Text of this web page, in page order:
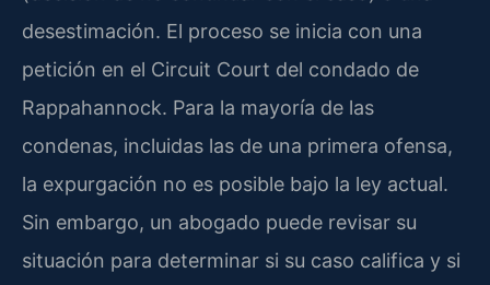
desestimación. El proceso se inicia con una
petición en el Circuit Court del condado de
Rappahannock. Para la mayoría de las
condenas, incluidas las de una primera ofensa,
la expurgación no es posible bajo la ley actual.
Sin embargo, un abogado puede revisar su
situación para determinar si su caso califica y si